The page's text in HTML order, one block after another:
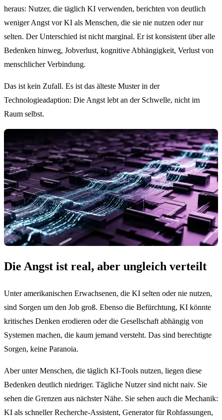
heraus: Nutzer, die täglich KI verwenden, berichten von deutlich
weniger Angst vor KI als Menschen, die sie nie nutzen oder nur
selten. Der Unterschied ist nicht marginal. Er ist konsistent über alle
Bedenken hinweg, Jobverlust, kognitive Abhängigkeit, Verlust von
menschlicher Verbindung.
Das ist kein Zufall. Es ist das älteste Muster in der
Technologieadaption: Die Angst lebt an der Schwelle, nicht im
Raum selbst.
Die Angst ist real, aber ungleich verteilt
Unter amerikanischen Erwachsenen, die KI selten oder nie nutzen,
sind Sorgen um den Job groß. Ebenso die Befürchtung, KI könnte
kritisches Denken erodieren oder die Gesellschaft abhängig von
Systemen machen, die kaum jemand versteht. Das sind berechtigte
Sorgen, keine Paranoia.
Aber unter Menschen, die täglich KI-Tools nutzen, liegen diese
Bedenken deutlich niedriger. Tägliche Nutzer sind nicht naiv. Sie
sehen die Grenzen aus nächster Nähe. Sie sehen auch die Mechanik:
KI als schneller Recherche-Assistent, Generator für Rohfassungen,